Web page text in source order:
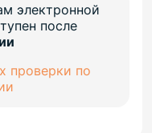
электронной
после
проверки по